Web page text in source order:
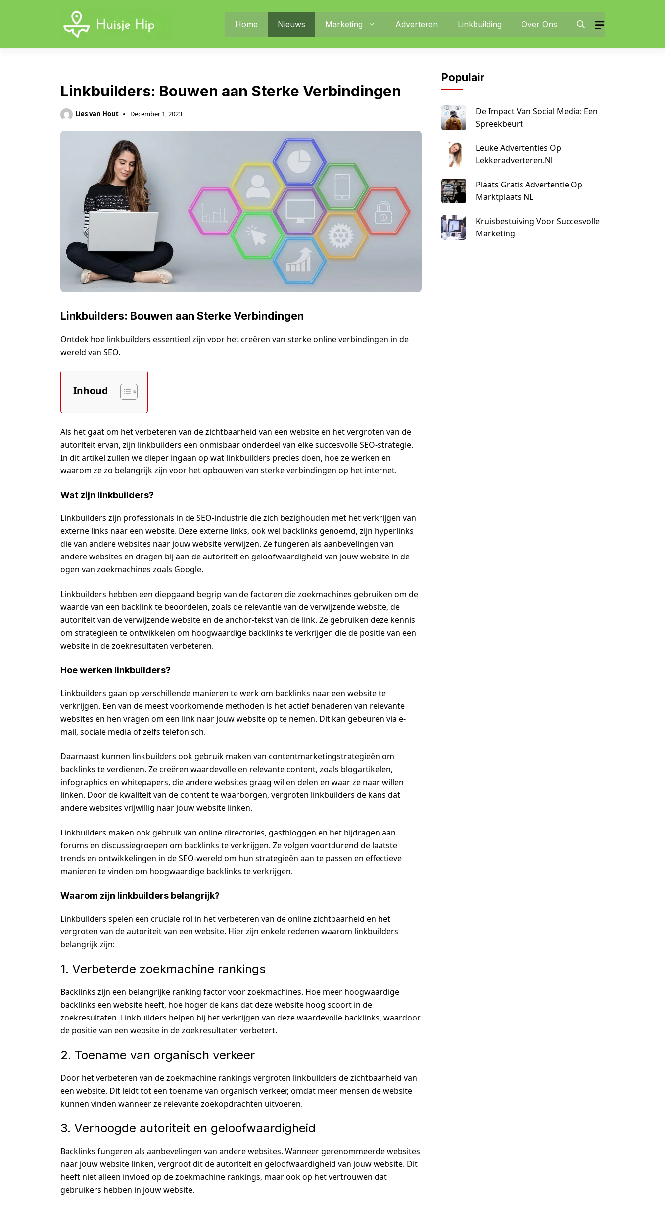
Home Nieuws Marketing Adverteren Linkbuilding Over Ons
Linkbuilders: Bouwen aan Sterke Verbindingen
Lies van Hout December 1, 2023
Linkbuilders: Bouwen aan Sterke Verbindingen
Ontdek hoe linkbuilders essentieel zijn voor het creëren van sterke online verbindingen in de
wereld van SEO.
Inhoud
Als het gaat om het verbeteren van de zichtbaarheid van een website en het vergroten van de
autoriteit ervan, zijn linkbuilders een onmisbaar onderdeel van elke succesvolle SEO-strategie.
In dit artikel zullen we dieper ingaan op wat linkbuilders precies doen, hoe ze werken en
waarom ze zo belangrijk zijn voor het opbouwen van sterke verbindingen op het internet.
Wat zijn linkbuilders?
Linkbuilders zijn professionals in de SEO-industrie die zich bezighouden met het verkrijgen van
externe links naar een website. Deze externe links, ook wel backlinks genoemd, zijn hyperlinks
die van andere websites naar jouw website verwijzen. Ze fungeren als aanbevelingen van
andere websites en dragen bij aan de autoriteit en geloofwaardigheid van jouw website in de
ogen van zoekmachines zoals Google.
Linkbuilders hebben een diepgaand begrip van de factoren die zoekmachines gebruiken om de
waarde van een backlink te beoordelen, zoals de relevantie van de verwijzende website, de
autoriteit van de verwijzende website en de anchor-tekst van de link. Ze gebruiken deze kennis
om strategieën te ontwikkelen om hoogwaardige backlinks te verkrijgen die de positie van een
website in de zoekresultaten verbeteren.
Hoe werken linkbuilders?
Linkbuilders gaan op verschillende manieren te werk om backlinks naar een website te
verkrijgen. Een van de meest voorkomende methoden is het actief benaderen van relevante
websites en hen vragen om een link naar jouw website op te nemen. Dit kan gebeuren via e-
mail, sociale media of zelfs telefonisch.
Daarnaast kunnen linkbuilders ook gebruik maken van contentmarketingstrategieën om
backlinks te verdienen. Ze creëren waardevolle en relevante content, zoals blogartikelen,
infographics en whitepapers, die andere websites graag willen delen en waar ze naar willen
linken. Door de kwaliteit van de content te waarborgen, vergroten linkbuilders de kans dat
andere websites vrijwillig naar jouw website linken.
Linkbuilders maken ook gebruik van online directories, gastbloggen en het bijdragen aan
forums en discussiegroepen om backlinks te verkrijgen. Ze volgen voortdurend de laatste
trends en ontwikkelingen in de SEO-wereld om hun strategieën aan te passen en effectieve
manieren te vinden om hoogwaardige backlinks te verkrijgen.
Waarom zijn linkbuilders belangrijk?
Linkbuilders spelen een cruciale rol in het verbeteren van de online zichtbaarheid en het
vergroten van de autoriteit van een website. Hier zijn enkele redenen waarom linkbuilders
belangrijk zijn:
1. Verbeterde zoekmachine rankings
Backlinks zijn een belangrijke ranking factor voor zoekmachines. Hoe meer hoogwaardige
backlinks een website heeft, hoe hoger de kans dat deze website hoog scoort in de
zoekresultaten. Linkbuilders helpen bij het verkrijgen van deze waardevolle backlinks, waardoor
de positie van een website in de zoekresultaten verbetert.
2. Toename van organisch verkeer
Door het verbeteren van de zoekmachine rankings vergroten linkbuilders de zichtbaarheid van
een website. Dit leidt tot een toename van organisch verkeer, omdat meer mensen de website
kunnen vinden wanneer ze relevante zoekopdrachten uitvoeren.
3. Verhoogde autoriteit en geloofwaardigheid
Backlinks fungeren als aanbevelingen van andere websites. Wanneer gerenommeerde websites
naar jouw website linken, vergroot dit de autoriteit en geloofwaardigheid van jouw website. Dit
heeft niet alleen invloed op de zoekmachine rankings, maar ook op het vertrouwen dat
gebruikers hebben in jouw website.
Populair
De Impact Van Social Media: Een
Spreekbeurt
Leuke Advertenties Op
Lekkeradverteren.nl
Plaats Gratis Advertentie Op
Marktplaats NL
Kruisbestuiving Voor Succesvolle
Marketing